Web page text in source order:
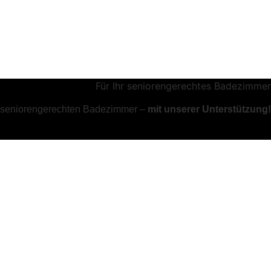
Für Ihr seniorengerechtes Badezimmer
Badezimmer – mit unserer Unterstützung!